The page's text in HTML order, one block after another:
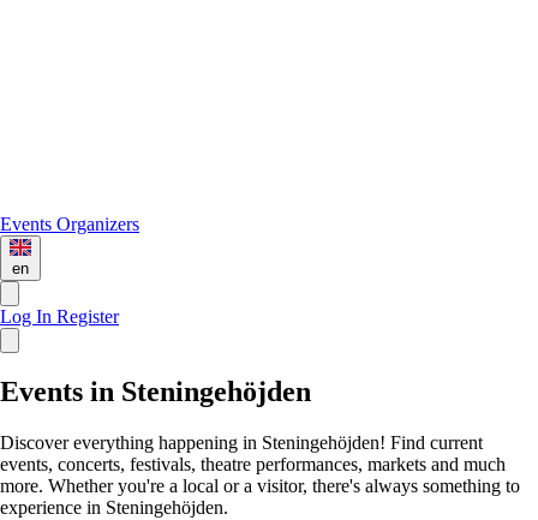
Events Organizers
en
Log In Register
Events in Steningehöjden
Discover everything happening in Steningehöjden! Find current
events, concerts, festivals, theatre performances, markets and much
more. Whether you're a local or a visitor, there's always something to
experience in Steningehöjden.